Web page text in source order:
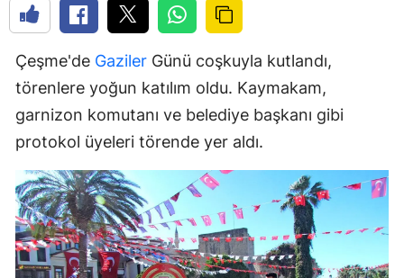
Çeşme'de Gaziler Günü coşkuyla kutlandı,
törenlere yoğun katılım oldu. Kaymakam,
garnizon komutanı ve belediye başkanı gibi
protokol üyeleri törende yer aldı.